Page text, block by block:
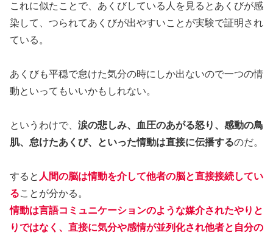
これに似たことで、あくびしている人を見るとあくびが感
染して、つられてあくびが出やすいことが実験で証明され
ている。
あくびも平穏で怠けた気分の時にしか出ないので一つの情
動といってもいいかもしれない。
というわけで、 涙の悲しみ、血圧のあがる怒り、感動の鳥
肌、怠けたあくび、といった情動は直接に伝播するのだ。
すると 人間の脳は情動を介して他者の脳と直接接続してい
ることが分かる。
情動は言語コミュニケーションのような媒介されたやりと
りではなく、直接に気分や感情が並列化され他者と自分の